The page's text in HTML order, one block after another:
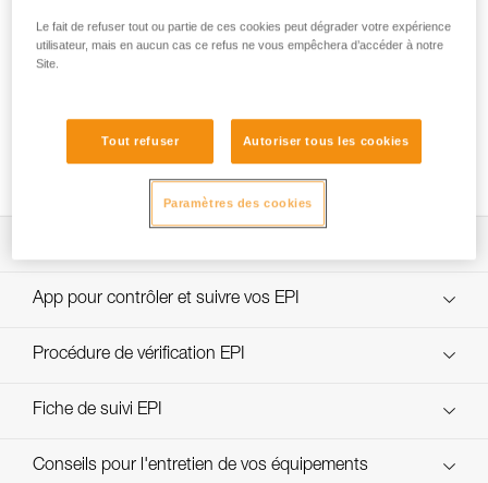
Utilisation de la fausse fourche EJECT sur
corde en simple (SRT/SRS)
Technical Notice
App pour contrôler et suivre vos EPI
découvrez ePPEcentre
Procédure de vérification EPI
verif EPI-EJECT-procedure-FR
Fiche de suivi EPI
verif-EPI-EJECT-suivi-FR
Conseils pour l'entretien de vos équipements
Le fait de refuser tout ou partie de ces cookies peut dégrader votre expérience
utilisateur, mais en aucun cas ce refus ne vous empêchera d’accéder à notre
Site.
Tout refuser Autoriser tous les cookies
Paramètres des cookies